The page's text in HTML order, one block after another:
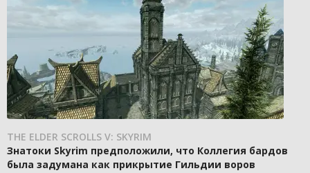
THE ELDER SCROLLS V: SKYRIM
Знатоки Skyrim предположили, что Коллегия бардов
была задумана как прикрытие Гильдии воров